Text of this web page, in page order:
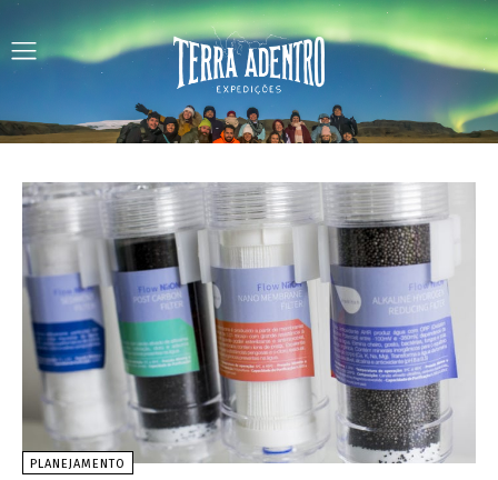
PLANEJAMENTO